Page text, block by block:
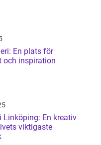
En plats för
och inspiration
Linköping: En kreativ
viktigaste